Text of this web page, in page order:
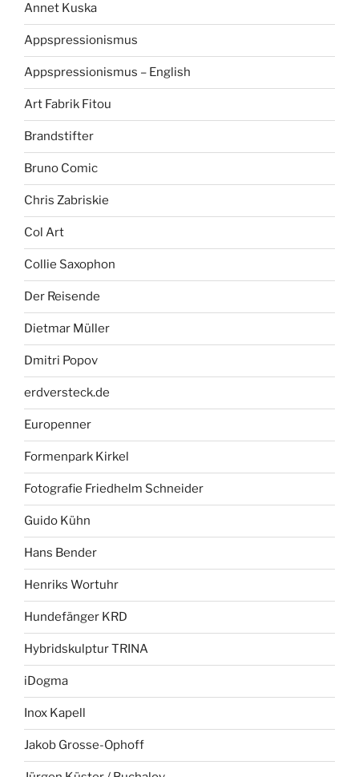
Annet Kuska
Appspressionismus
Appspressionismus – English
Art Fabrik Fitou
Brandstifter
Bruno Comic
Chris Zabriskie
Col Art
Collie Saxophon
Der Reisende
Dietmar Müller
Dmitri Popov
erdversteck.de
Europenner
Formenpark Kirkel
Fotografie Friedhelm Schneider
Guido Kühn
Hans Bender
Henriks Wortuhr
Hundefänger KRD
Hybridskulptur TRINA
iDogma
Inox Kapell
Jakob Grosse-Ophoff